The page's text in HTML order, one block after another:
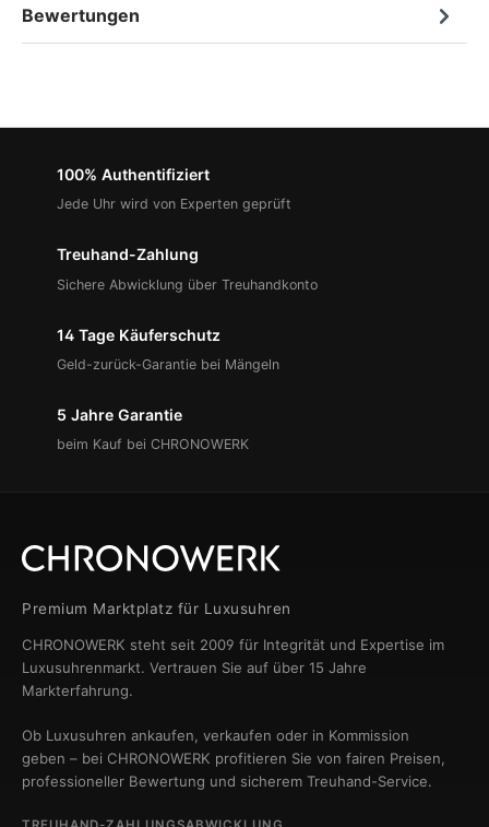
Bewertungen
100% Authentifiziert
Jede Uhr wird von Experten geprüft
Treuhand-Zahlung
Sichere Abwicklung über Treuhandkonto
14 Tage Käuferschutz
Geld-zurück-Garantie bei Mängeln
5 Jahre Garantie
beim Kauf bei CHRONOWERK
Premium Marktplatz für Luxusuhren
CHRONOWERK steht seit 2009 für Integrität und Expertise im
Luxusuhrenmarkt. Vertrauen Sie auf über 15 Jahre
Markterfahrung.
Ob Luxusuhren ankaufen, verkaufen oder in Kommission
geben – bei CHRONOWERK profitieren Sie von fairen Preisen,
professioneller Bewertung und sicherem Treuhand-Service.